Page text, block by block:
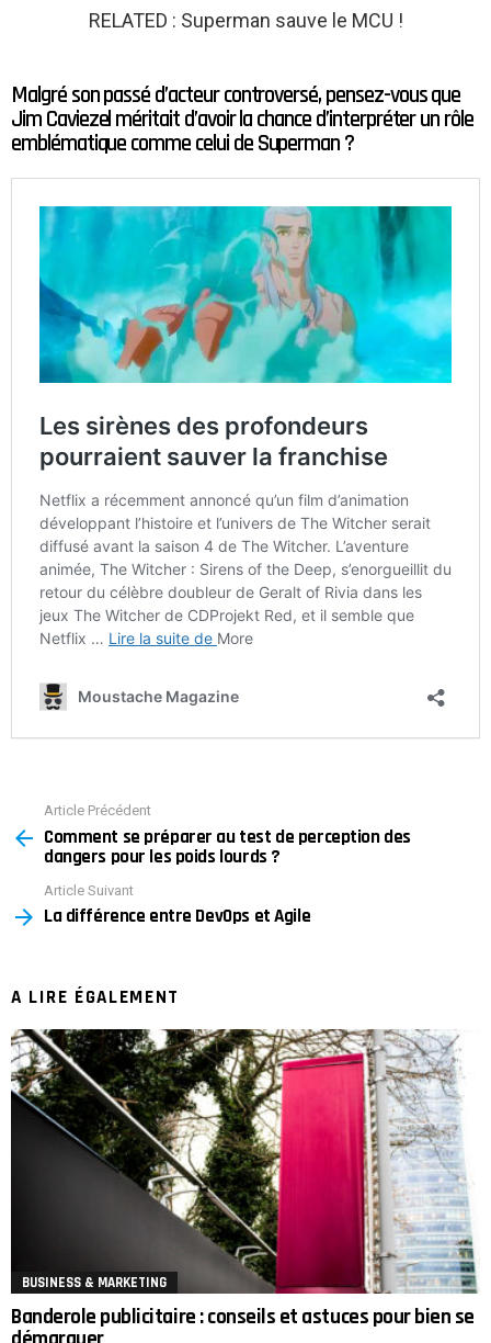
RELATED : Superman sauve le MCU !
Malgré son passé d’acteur controversé, pensez-vous que
Jim Caviezel méritait d’avoir la chance d’interpréter un rôle
emblématique comme celui de Superman ?
more
Article Précédent
Comment se préparer au test de perception des
dangers pour les poids lourds ?
Article Suivant
La différence entre DevOps et Agile
A LIRE ÉGALEMENT
BUSINESS & MARKETING
Banderole publicitaire : conseils et astuces pour bien se